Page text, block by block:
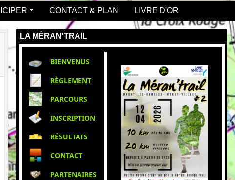
CONTACT & PLAN LIVRE D'OR
LA MÉRAN'TRAIL
BIENVENUS
RÈGLEMENT
PARCOURS
INSCRIPTION
RÉSULTATS
CONTACT
PARTENAIRES